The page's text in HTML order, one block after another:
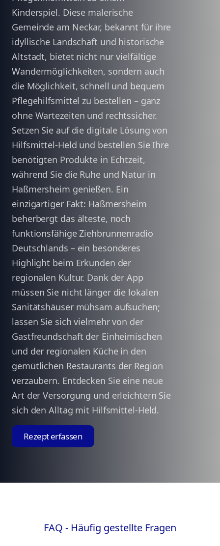
Kinderspiel. Diese malerische
Gemeinde am Neckar, bekannt für ihre
idyllische Landschaft und historische
Altstadt, bietet nicht nur vielfältige
Wandermöglichkeiten, sondern auch
die Möglichkeit, schnell und bequem
Pflegehilfsmittel zu bestellen – ganz
ohne Wartezeiten und rechtssicher.
Setzen Sie auf die digitale Lösung von
Hilfsmittel-Held und bestellen Sie Ihre
benötigten Produkte in Echtzeit,
während Sie die Ruhe und Natur in
Haßmersheim genießen. Ein
einzigartiger Fakt: Haßmersheim
beherbergt das älteste, noch
funktionsfähige Ziehbrunnenradio
Deutschlands – ein besonderes
Highlight beim Erkunden der
regionalen Kultur. Dank der App
müssen Sie nicht länger die lokalen
Sanitätshäuser mühsam aufsuchen;
lassen Sie sich vielmehr von der
Gastfreundschaft der Einheimischen
und der regionalen Küche in den
gemütlichen Restaurants der Region
verzaubern. Entdecken Sie eine neue
Art der Versorgung und erleichtern Sie
sich den Alltag mit Hilfsmittel-Held.
Rezept erfassen
FAQ - Häufig gestellte Fragen